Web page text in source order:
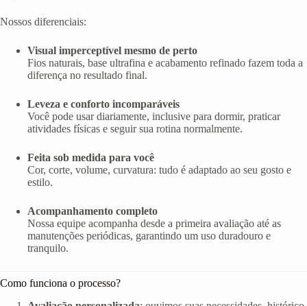
Nossos diferenciais:
Visual imperceptível mesmo de perto
Fios naturais, base ultrafina e acabamento refinado fazem toda a
diferença no resultado final.
Leveza e conforto incomparáveis
Você pode usar diariamente, inclusive para dormir, praticar
atividades físicas e seguir sua rotina normalmente.
Feita sob medida para você
Cor, corte, volume, curvatura: tudo é adaptado ao seu gosto e
estilo.
Acompanhamento completo
Nossa equipe acompanha desde a primeira avaliação até as
manutenções periódicas, garantindo um uso duradouro e
tranquilo.
Como funciona o processo?